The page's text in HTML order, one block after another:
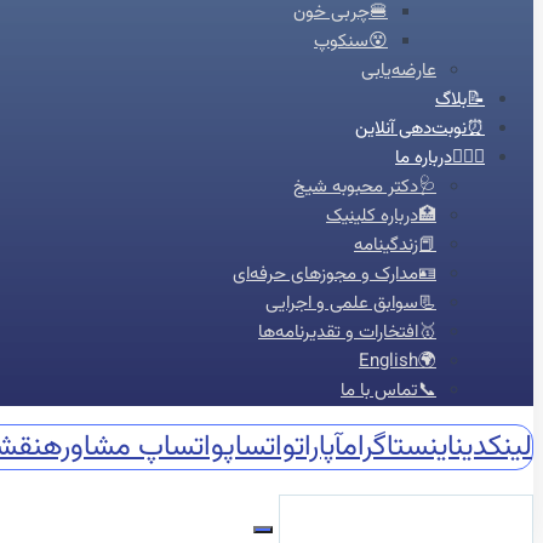
🍔چربی خون
😵سنکوپ
عارضه‌یابی
📝بلاگ
⏰نوبت‌دهی آنلاین
👩🏻‍⚕️درباره ما
🩺دکتر محبوبه شیخ
🏥درباره کلینیک
📕زندگینامه
🪪مدارک و مجوزهای حرفه‌ای
📃سوابق علمی و اجرایی
🥇افتخارات و تقدیرنامه‌ها
🌍English
📞تماس با ما
لینکدیناینستاگرامآپاراتواتساپواتساپ مشاوره